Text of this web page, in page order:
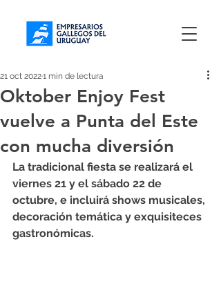
Oktober Enjoy Fest
vuelve a Punta del Este
con mucha diversión
21 oct 20221 min de lectura
La tradicional fiesta se realizará el
viernes 21 y el sábado 22 de
octubre, e incluirá shows musicales,
decoración temática y exquisiteces
gastronómicas.